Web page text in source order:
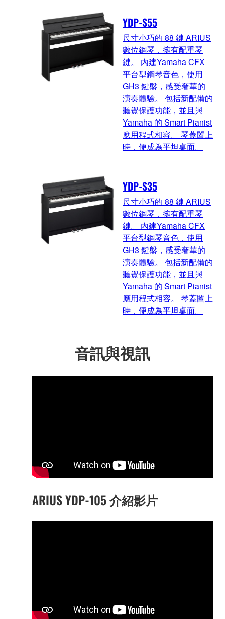
YDP-S55
尺寸小巧的 88 鍵 ARIUS
數位鋼琴，擁有配重琴
鍵。 內建Yamaha CFX
平台型鋼琴音色，使用
GH3 鍵盤，感受奢華的
演奏體驗。 包括新配備的
聽覺保護功能，並且與
Yamaha 的 Smart Pianist
應用程式相容。 琴蓋闔上
時，便成為平坦桌面。
YDP-S35
尺寸小巧的 88 鍵 ARIUS
數位鋼琴，擁有配重琴
鍵。 內建Yamaha CFX
平台型鋼琴音色，使用
GH3 鍵盤，感受奢華的
演奏體驗。 包括新配備的
聽覺保護功能，並且與
Yamaha 的 Smart Pianist
應用程式相容。 琴蓋闔上
時，便成為平坦桌面。
音訊與視訊
ARIUS YDP-105 介紹影片